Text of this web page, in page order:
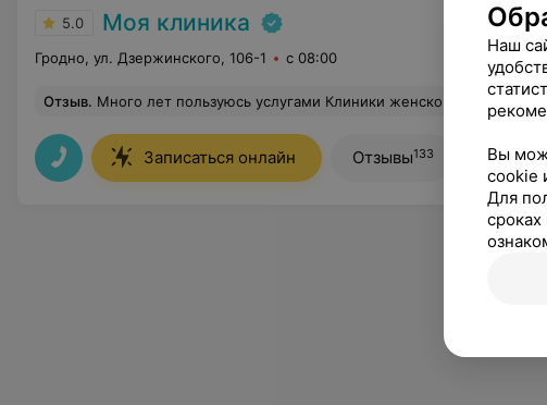
5.0 Моя клиника
Гродно, ул. Дзержинского, 106-1 с 08:00
Отзыв. Много лет пользуюсь услугами Клиники женского здоровья: планирование беременности, наблюдение беременности. Очень счастлива, что в свое время обратилась именно к ним. Все специалисты высококвалифицированные и внимательные, с ними есть уверенность в правильном лечении. Особая благодарность
Записаться онлайн Отзывы133
Наш
Вы
cookie
Для